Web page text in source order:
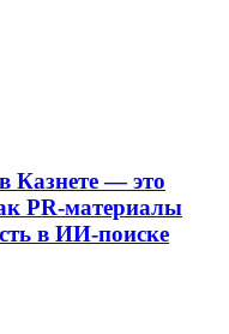
Казнете — это
PR-материалы
в ИИ-поиске